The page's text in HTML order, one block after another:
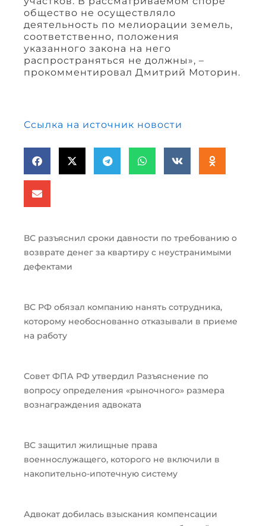
общество не осуществляло
деятельность по мелиорации земель,
соответственно, положения
указанного закона на него
распространяться не должны», –
прокомментировал Дмитрий Моторин.
Ссылка на источник новости
ВС разъяснил сроки давности по требованию о
возврате денег за квартиру с неустранимыми
дефектами
ВС РФ обязал компанию нанять сотрудника,
которому необоснованно отказывали в приеме
на работу
Совет ФПА РФ утвердил Разъяснение по
вопросу определения «рыночного» размера
вознаграждения адвоката
ВС защитил жилищные права
военнослужащего, которого не включили в
накопительно-ипотечную систему
Адвокат добилась взыскания компенсации